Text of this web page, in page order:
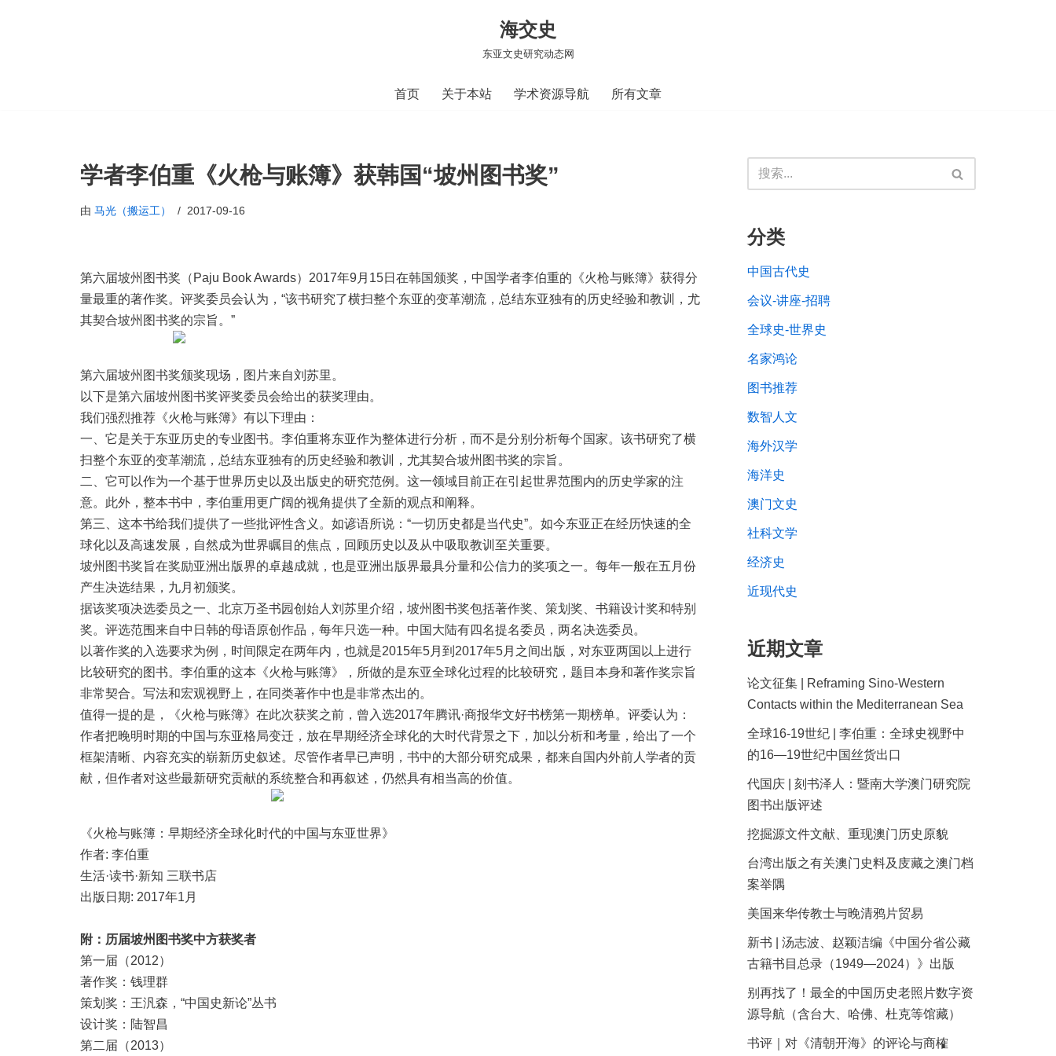
海交史
东亚文史研究动态网
首页 关于本站 学术资源导航 所有文章
学者李伯重《火枪与账簿》获韩国“坡州图书奖”
由 马光（搬运工） 2017-09-16
第六届坡州图书奖（Paju Book Awards）2017年9月15日在韩国颁奖，中国学者李伯重的《火枪与账簿》获得分
量最重的著作奖。评奖委员会认为，“该书研究了横扫整个东亚的变革潮流，总结东亚独有的历史经验和教训，尤
其契合坡州图书奖的宗旨。”
第六届坡州图书奖颁奖现场，图片来自刘苏里。
以下是第六届坡州图书奖评奖委员会给出的获奖理由。
我们强烈推荐《火枪与账簿》有以下理由：
一、它是关于东亚历史的专业图书。李伯重将东亚作为整体进行分析，而不是分别分析每个国家。该书研究了横
扫整个东亚的变革潮流，总结东亚独有的历史经验和教训，尤其契合坡州图书奖的宗旨。
二、它可以作为一个基于世界历史以及出版史的研究范例。这一领域目前正在引起世界范围内的历史学家的注
意。此外，整本书中，李伯重用更广阔的视角提供了全新的观点和阐释。
第三、这本书给我们提供了一些批评性含义。如谚语所说：“一切历史都是当代史”。如今东亚正在经历快速的全
球化以及高速发展，自然成为世界瞩目的焦点，回顾历史以及从中吸取教训至关重要。
坡州图书奖旨在奖励亚洲出版界的卓越成就，也是亚洲出版界最具分量和公信力的奖项之一。每年一般在五月份
产生决选结果，九月初颁奖。
据该奖项决选委员之一、北京万圣书园创始人刘苏里介绍，坡州图书奖包括著作奖、策划奖、书籍设计奖和特别
奖。评选范围来自中日韩的母语原创作品，每年只选一种。中国大陆有四名提名委员，两名决选委员。
以著作奖的入选要求为例，时间限定在两年内，也就是2015年5月到2017年5月之间出版，对东亚两国以上进行
比较研究的图书。李伯重的这本《火枪与账簿》，所做的是东亚全球化过程的比较研究，题目本身和著作奖宗旨
非常契合。写法和宏观视野上，在同类著作中也是非常杰出的。
值得一提的是，《火枪与账簿》在此次获奖之前，曾入选2017年腾讯·商报华文好书榜第一期榜单。评委认为：
作者把晚明时期的中国与东亚格局变迁，放在早期经济全球化的大时代背景之下，加以分析和考量，给出了一个
框架清晰、内容充实的崭新历史叙述。尽管作者早已声明，书中的大部分研究成果，都来自国内外前人学者的贡
献，但作者对这些最新研究贡献的系统整合和再叙述，仍然具有相当高的价值。
《火枪与账簿：早期经济全球化时代的中国与东亚世界》
作者: 李伯重
生活·读书·新知 三联书店
出版日期: 2017年1月
附：历届坡州图书奖中方获奖者
第一届（2012）
著作奖：钱理群
策划奖：王汎森，“中国史新论”丛书
设计奖：陆智昌
第二届（2013）
分类
中国古代史
会议-讲座-招聘
全球史-世界史
名家鸿论
图书推荐
数智人文
海外汉学
海洋史
澳门文史
社科文学
经济史
近现代史
近期文章
论文征集 | Reframing Sino-Western
Contacts within the Mediterranean Sea
全球16-19世纪 | 李伯重：全球史视野中
的16—19世纪中国丝货出口
代国庆 | 刻书泽人：暨南大学澳门研究院
图书出版评述
挖掘源文件文献、重现澳门历史原貌
台湾出版之有关澳门史料及庋藏之澳门档
案举隅
美国来华传教士与晚清鸦片贸易
新书 | 汤志波、赵颖洁编《中国分省公藏
古籍书目总录（1949—2024）》出版
别再找了！最全的中国历史老照片数字资
源导航（含台大、哈佛、杜克等馆藏）
书评｜对《清朝开海》的评论与商榷